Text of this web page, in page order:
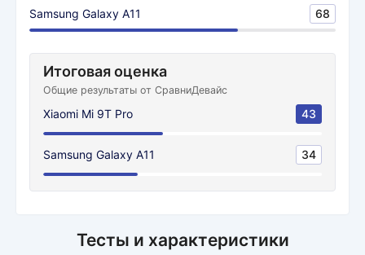
Samsung Galaxy A11 68
Итоговая оценка
Общие результаты от СравниДевайс
Xiaomi Mi 9T Pro 43
Samsung Galaxy A11 34
Тесты и характеристики